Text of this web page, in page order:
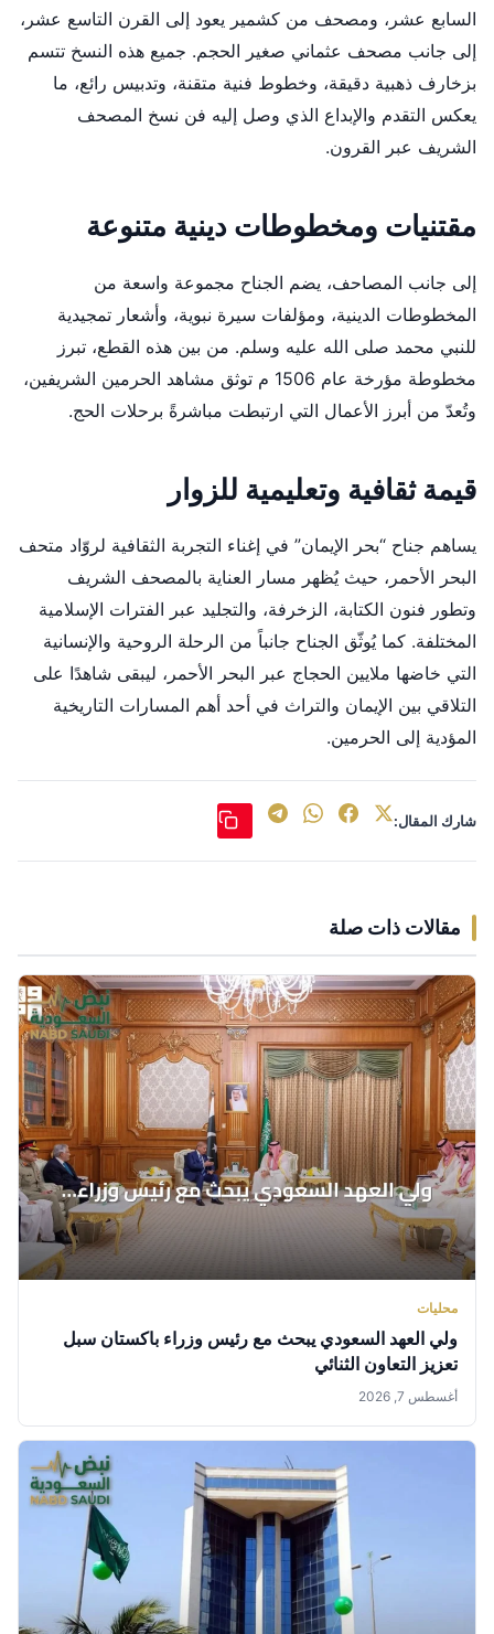
السابع عشر، ومصحف من كشمير يعود إلى القرن التاسع عشر،
إلى جانب مصحف عثماني صغير الحجم. جميع هذه النسخ تتسم
بزخارف ذهبية دقيقة، وخطوط فنية متقنة، وتدبيس رائع، ما
يعكس التقدم والإبداع الذي وصل إليه فن نسخ المصحف
الشريف عبر القرون.
مقتنيات ومخطوطات دينية متنوعة
إلى جانب المصاحف، يضم الجناح مجموعة واسعة من
المخطوطات الدينية، ومؤلفات سيرة نبوية، وأشعار تمجيدية
للنبي محمد صلى الله عليه وسلم. من بين هذه القطع، تبرز
مخطوطة مؤرخة عام 1506 م توثق مشاهد الحرمين الشريفين،
وتُعدّ من أبرز الأعمال التي ارتبطت مباشرةً برحلات الحج.
قيمة ثقافية وتعليمية للزوار
يساهم جناح “بحر الإيمان” في إغناء التجربة الثقافية لروّاد متحف
البحر الأحمر، حيث يُظهر مسار العناية بالمصحف الشريف
وتطور فنون الكتابة، الزخرفة، والتجليد عبر الفترات الإسلامية
المختلفة. كما يُوثّق الجناح جانباً من الرحلة الروحية والإنسانية
التي خاضها ملايين الحجاج عبر البحر الأحمر، ليبقى شاهدًا على
التلاقي بين الإيمان والتراث في أحد أهم المسارات التاريخية
المؤدية إلى الحرمين.
شارك المقال:
مقالات ذات صلة
محليات
ولي العهد السعودي يبحث مع رئيس وزراء باكستان سبل
تعزيز التعاون الثنائي
أغسطس 7, 2026